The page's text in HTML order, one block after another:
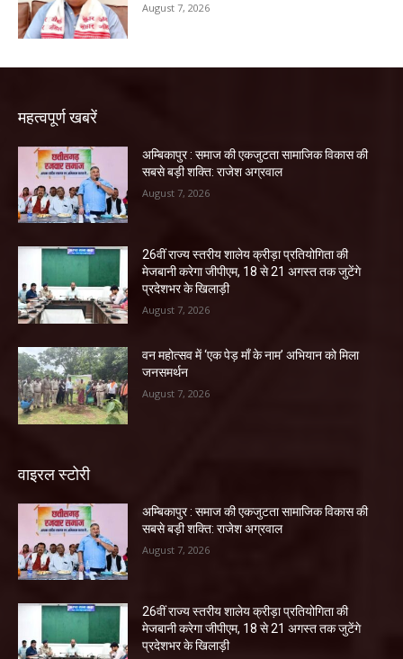
August 7, 2026
महत्वपूर्ण खबरें
अम्बिकापुर : समाज की एकजुटता सामाजिक विकास की
सबसे बड़ी शक्ति: राजेश अग्रवाल
August 7, 2026
26वीं राज्य स्तरीय शालेय क्रीड़ा प्रतियोगिता की
मेजबानी करेगा जीपीएम, 18 से 21 अगस्त तक जुटेंगे
प्रदेशभर के खिलाड़ी
August 7, 2026
वन महोत्सव में ‘एक पेड़ माँ के नाम’ अभियान को मिला
जनसमर्थन
August 7, 2026
वाइरल स्टोरी
अम्बिकापुर : समाज की एकजुटता सामाजिक विकास की
सबसे बड़ी शक्ति: राजेश अग्रवाल
August 7, 2026
26वीं राज्य स्तरीय शालेय क्रीड़ा प्रतियोगिता की
मेजबानी करेगा जीपीएम, 18 से 21 अगस्त तक जुटेंगे
प्रदेशभर के खिलाड़ी